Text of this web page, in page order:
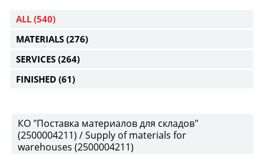
ALL (540)
MATERIALS (276)
SERVICES (264)
FINISHED (61)
КО "Поставка материалов для складов"
(2500004211) / Supply of materials for
warehouses (2500004211)